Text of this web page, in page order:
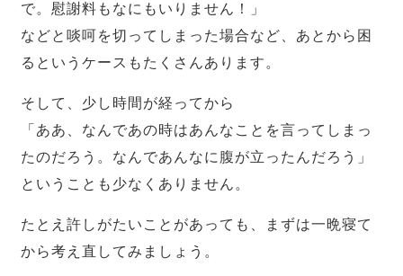
で。慰謝料もなにもいりません！」
などと啖呵を切ってしまった場合など、あとから困
るというケースもたくさんあります。
そして、少し時間が経ってから
「ああ、なんであの時はあんなことを言ってしまっ
たのだろう。なんであんなに腹が立ったんだろう」
ということも少なくありません。
たとえ許しがたいことがあっても、まずは一晩寝て
から考え直してみましょう。